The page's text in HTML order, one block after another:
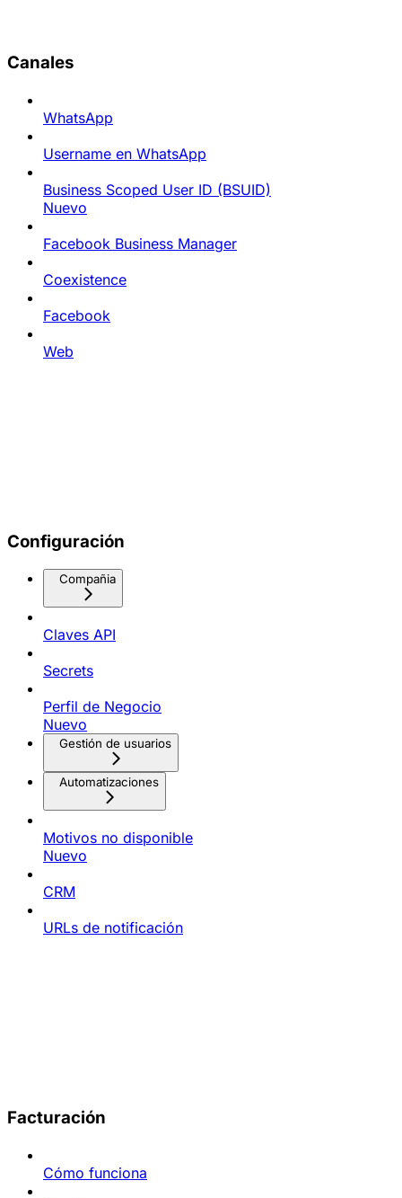
Canales
WhatsApp
Username en WhatsApp
Business Scoped User ID (BSUID)
Nuevo
Facebook Business Manager
Coexistence
Facebook
Web
Configuración
Compañia
Claves API
Secrets
Perfil de Negocio
Nuevo
Gestión de usuarios
Automatizaciones
Motivos no disponible
Nuevo
CRM
URLs de notificación
Facturación
Cómo funciona